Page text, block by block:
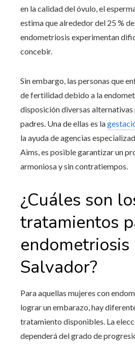
en la calidad del óvulo, el
estima que alrededor del 25 %
endometriosis experimentan
concebir.
Sin embargo, las personas que
de fertilidad debido a la
disposición diversas
padres. Una de ellas es la
la ayuda de agencias
Aims, es posible garantizar un
armoniosa y sin contratiempos.
¿Cuáles son
tratamientos
endometriosis
Salvador?
Para aquellas mujeres con
lograr un embarazo, hay
tratamiento disponibles. La
dependerá del grado de